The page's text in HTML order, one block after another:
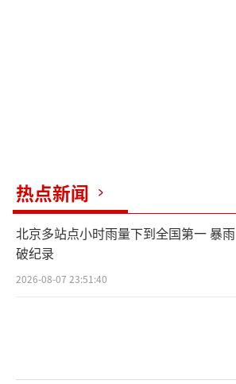
热点新闻
北京多站点小时雨量下到全国第一 暴雨
破纪录
2026-08-07 23:51:40